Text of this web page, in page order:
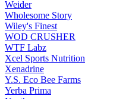
Weider
Wholesome Story
Wiley's Finest
WOD CRUSHER
WTF Labz
Xcel Sports Nutrition
Xenadrine
Y.S. Eco Bee Farms
Yerba Prima